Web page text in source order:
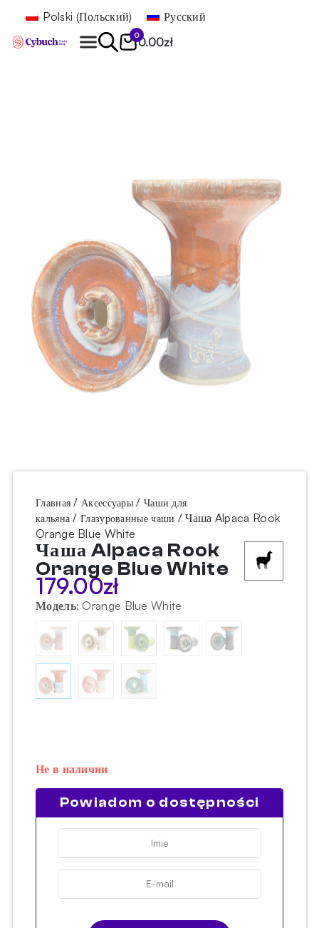
Polski (Польский) Русский
0
0.00zł
Главная /Аксессуары / Чаши для
кальяна /Глазурованные чаши / Чаша Alpaca Rook
Orange Blue White
Чаша Alpaca Rook
Orange Blue White
179.00zł
Модель: Orange Blue White
Не в наличии
Powiadom o dostępności